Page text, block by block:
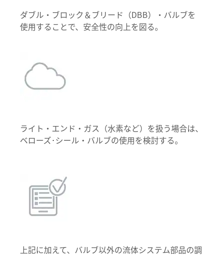
ダブル・ブロック＆ブリード（DBB）・バルブを
使用することで、安全性の向上を図る。
ライト・エンド・ガス（水素など）を扱う場合は、
ベローズ･シール・バルブの使用を検討する。
上記に加えて、バルブ以外の流体システム部品の調